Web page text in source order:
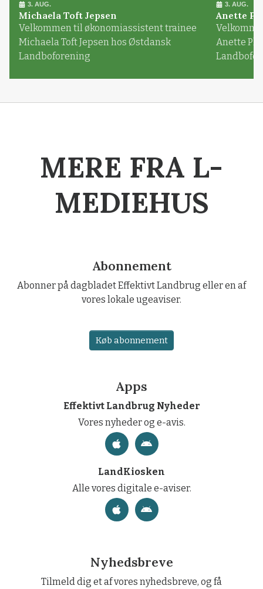
3. AUG.
Michaela Toft Jepsen
Velkommen til økonomiassistent trainee
Michaela Toft Jepsen hos Østdansk
Landboforening
3. AUG.
Anette
Anette
MERE FRA L-
MEDIEHUS
Abonnement
Abonner på dagbladet Effektivt Landbrug eller en af
vores lokale ugeaviser.
Køb abonnement
Apps
Effektivt Landbrug Nyheder
Vores nyheder og e-avis.
LandKiosken
Alle vores digitale e-aviser.
Nyhedsbreve
Tilmeld dig et af vores nyhedsbreve, og få